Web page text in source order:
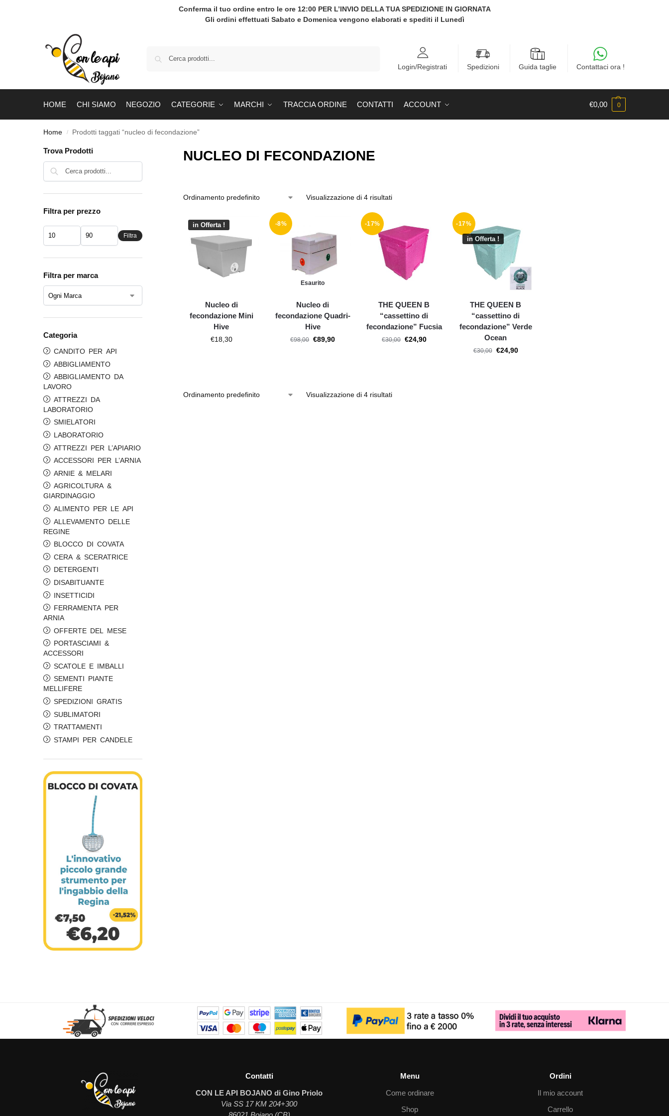
Conferma il tuo ordine entro le ore 12:00 PER L’INVIO DELLA TUA SPEDIZIONE IN GIORNATA
Gli ordini effettuati Sabato e Domenica vengono elaborati e spediti il Lunedì
Login/Registrati Spedizioni Guida taglie Contattaci ora !
HOME CHI SIAMO NEGOZIO CATEGORIE MARCHI TRACCIA ORDINE CONTATTI ACCOUNT €0,00 0
Home / Prodotti taggati “nucleo di fecondazione”
NUCLEO DI FECONDAZIONE
Visualizzazione di 4 risultati
in Offerta !
Nucleo di
fecondazione Mini
Hive
€18,30
-8%
Esaurito
Nucleo di
fecondazione Quadri-
Hive
€98,00 €89,90
-17%
THE QUEEN B
“cassettino di
fecondazione” Fucsia
€30,00 €24,90
-17%
in Offerta !
THE QUEEN B
“cassettino di
fecondazione” Verde
Ocean
€30,00 €24,90
Visualizzazione di 4 risultati
Trova Prodotti
Filtra per prezzo
Filtra
Filtra per marca
Categoria
CANDITO PER API
ABBIGLIAMENTO
ABBIGLIAMENTO DA
LAVORO
ATTREZZI DA
LABORATORIO
SMIELATORI
LABORATORIO
ATTREZZI PER L’APIARIO
ACCESSORI PER L’ARNIA
ARNIE & MELARI
AGRICOLTURA &
GIARDINAGGIO
ALIMENTO PER LE API
ALLEVAMENTO DELLE
REGINE
BLOCCO DI COVATA
CERA & SCERATRICE
DETERGENTI
DISABITUANTE
INSETTICIDI
FERRAMENTA PER
ARNIA
OFFERTE DEL MESE
PORTASCIAMI &
ACCESSORI
SCATOLE E IMBALLI
SEMENTI PIANTE
MELLIFERE
SPEDIZIONI GRATIS
SUBLIMATORI
TRATTAMENTI
STAMPI PER CANDELE
Contatti
CON LE API BOJANO di Gino Priolo
Via SS 17 KM 204+300
Menu
Come ordinare
Shop
Ordini
Il mio account
Carrello